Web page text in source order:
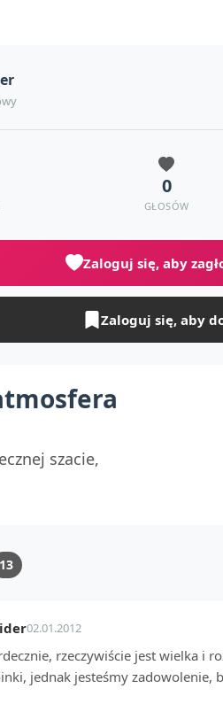
szacie,
0
GŁOSÓW
Zaloguj się, aby
Zaloguj się, aby
13
02.01.2012
rzeczywiście jest wielka i
jednak jesteśmy zadowolenie,